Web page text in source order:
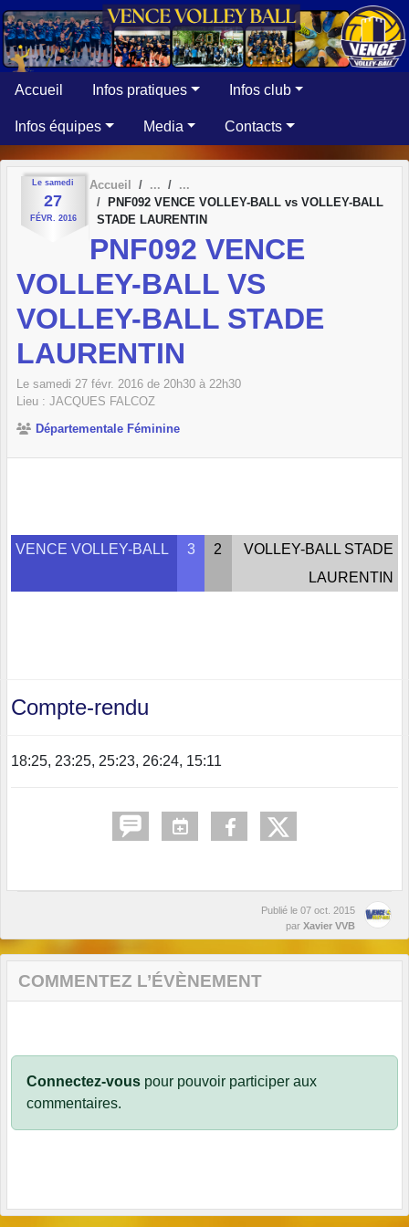
Accueil Infos pratiques Infos club
Infos équipes Media Contacts
Le samedi
27
FÉVR. 2016
Accueil
PNF092 VENCE VOLLEY-BALL vs VOLLEY-BALL
STADE LAURENTIN
PNF092 VENCE
VOLLEY-BALL VS
VOLLEY-BALL STADE
LAURENTIN
Le samedi 27 févr. 2016 de 20h30 à 22h30
Lieu : JACQUES FALCOZ
Départementale Féminine
VENCE VOLLEY-BALL 3 2
VOLLEY-BALL STADE
LAURENTIN
Compte-rendu
18:25, 23:25, 25:23, 26:24, 15:11
Publié le 07 oct. 2015
par Xavier VVB
COMMENTEZ L’ÉVÈNEMENT
Connectez-vous pour pouvoir participer aux
commentaires.
Panneau de gestion des cookies